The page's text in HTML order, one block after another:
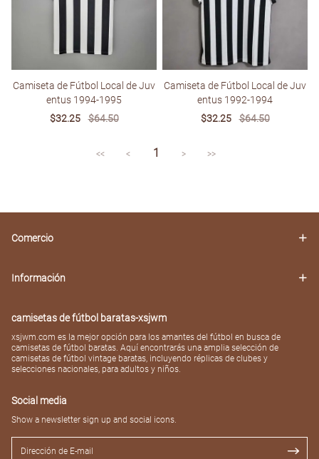
Camiseta de Fútbol Local de Juv
entus 1994-1995
Sale
$32.25
Regular
$64.50
Camiseta de Fútbol Local de Juv
entus 1992-1994
Sale
$32.25
Regular
$64.50
<< < 1 > >>
Comercio
Información
camisetas de fútbol baratas-xsjwm
xsjwm.com es la mejor opción para los amantes del fútbol en busca de
camisetas de fútbol baratas. Aquí encontrarás una amplia selección de
camisetas de fútbol vintage baratas, incluyendo réplicas de clubes y
selecciones nacionales, para adultos y niños.
Social media
Show a newsletter sign up and social icons.